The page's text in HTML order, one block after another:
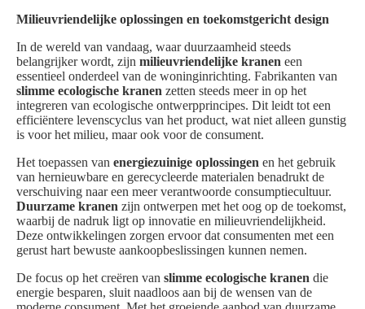
Milieuvriendelijke oplossingen en toekomstgericht design
In de wereld van vandaag, waar duurzaamheid steeds
belangrijker wordt, zijn milieuvriendelijke kranen een
essentieel onderdeel van de woninginrichting. Fabrikanten van
slimme ecologische kranen zetten steeds meer in op het
integreren van ecologische ontwerpprincipes. Dit leidt tot een
efficiëntere levenscyclus van het product, wat niet alleen gunstig
is voor het milieu, maar ook voor de consument.
Het toepassen van energiezuinige oplossingen en het gebruik
van hernieuwbare en gerecycleerde materialen benadrukt de
verschuiving naar een meer verantwoorde consumptiecultuur.
Duurzame kranen zijn ontwerpen met het oog op de toekomst,
waarbij de nadruk ligt op innovatie en milieuvriendelijkheid.
Deze ontwikkelingen zorgen ervoor dat consumenten met een
gerust hart bewuste aankoopbeslissingen kunnen nemen.
De focus op het creëren van slimme ecologische kranen die
energie besparen, sluit naadloos aan bij de wensen van de